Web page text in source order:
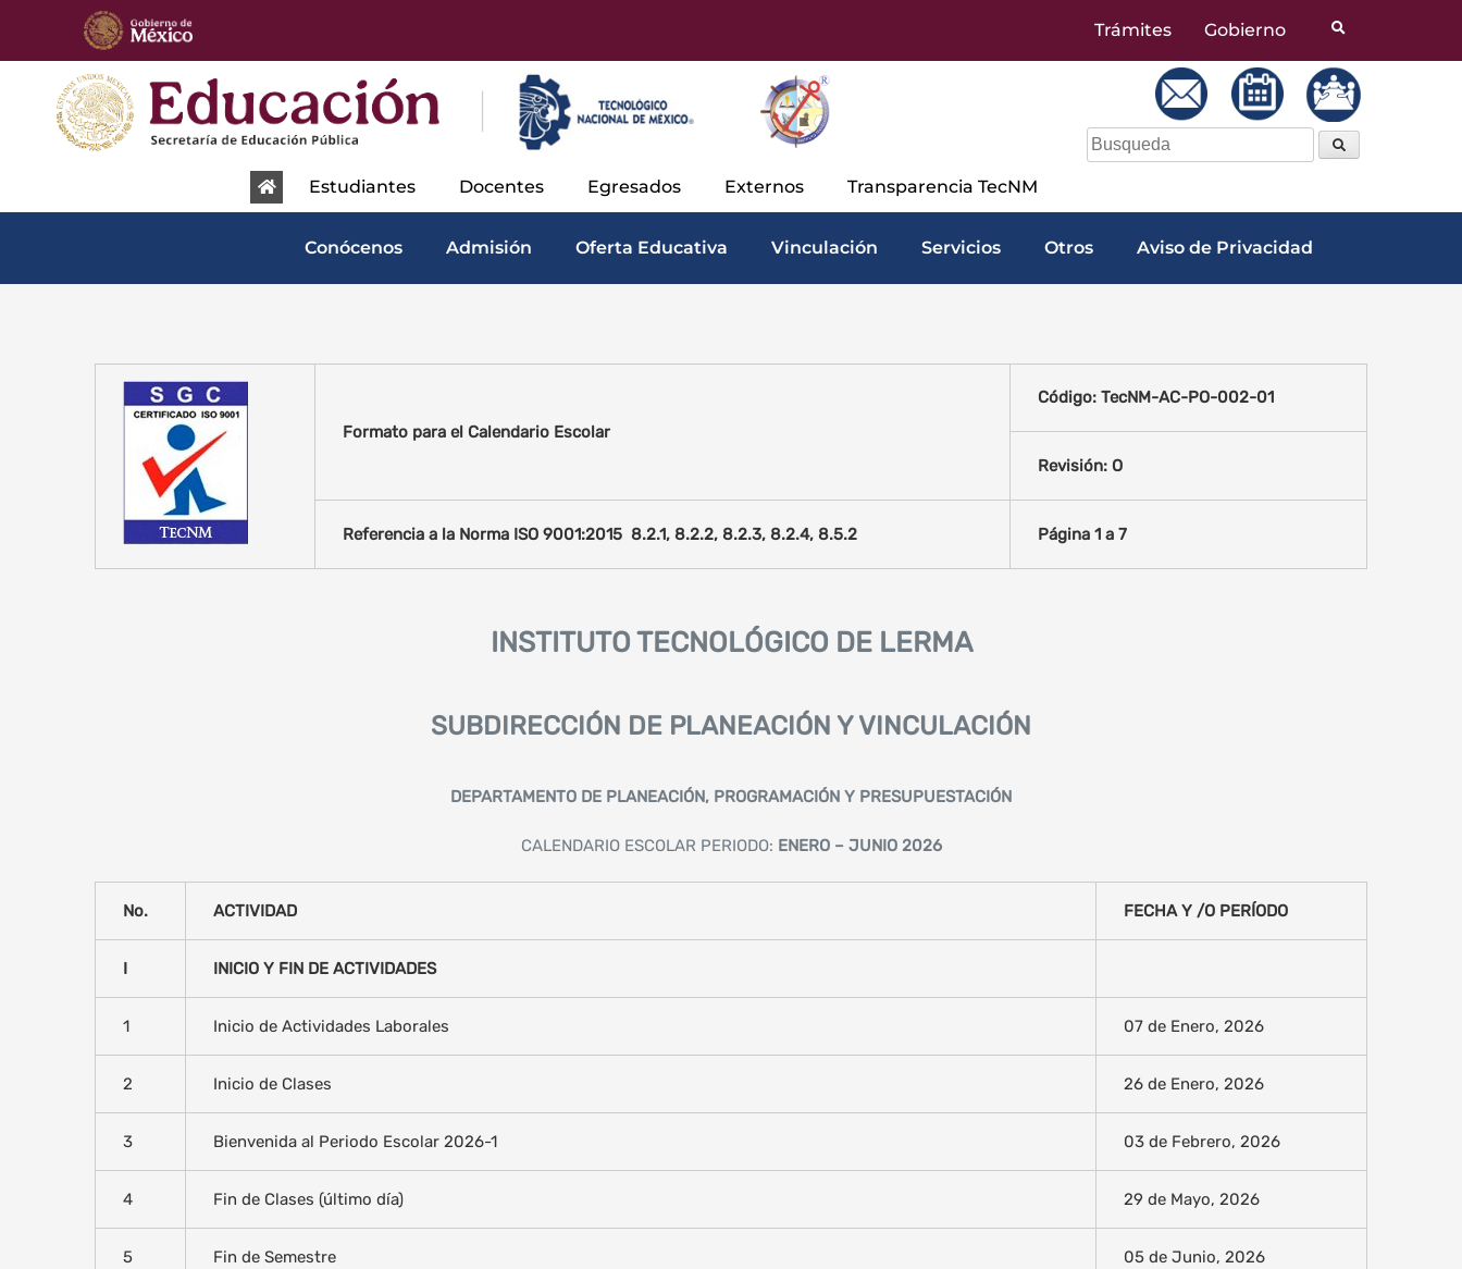
Trámites
Gobierno
Estudiantes Docentes Egresados Externos Transparencia TecNM
Conócenos Admisión Oferta Educativa Vinculación Servicios Otros Aviso de Privacidad
Formato para el Calendario Escolar
Código: TecNM-AC-PO-002-01
Revisión: O
Referencia a la Norma ISO 9001:2015 8.2.1, 8.2.2, 8.2.3, 8.2.4, 8.5.2 Página 1 a 7
INSTITUTO TECNOLÓGICO DE LERMA
SUBDIRECCIÓN DE PLANEACIÓN Y VINCULACIÓN
DEPARTAMENTO DE PLANEACIÓN, PROGRAMACIÓN Y PRESUPUESTACIÓN
CALENDARIO ESCOLAR PERIODO: ENERO – JUNIO 2026
No. ACTIVIDAD FECHA Y /O PERÍODO
I INICIO Y FIN DE ACTIVIDADES
1 Inicio de Actividades Laborales 07 de Enero, 2026
2 Inicio de Clases 26 de Enero, 2026
3 Bienvenida al Periodo Escolar 2026-1 03 de Febrero, 2026
4 Fin de Clases (último día) 29 de Mayo, 2026
5 Fin de Semestre 05 de Junio, 2026